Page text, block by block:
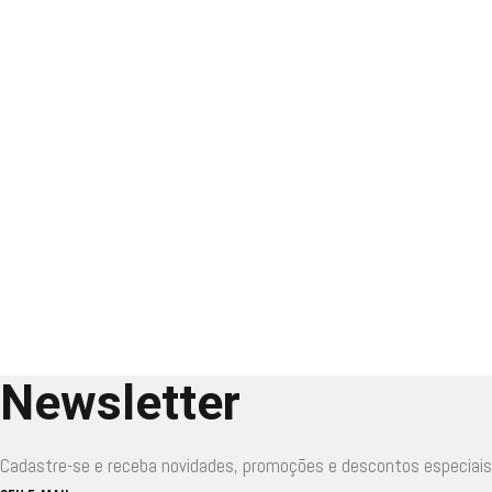
Newsletter
Cadastre-se e receba novidades, promoções e descontos